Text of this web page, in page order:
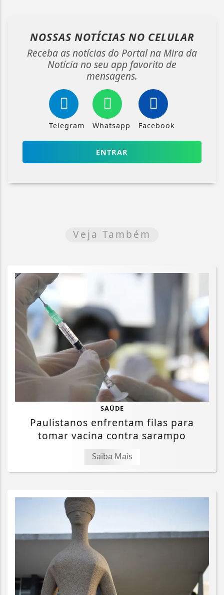
NOSSAS NOTÍCIAS NO CELULAR
Receba as notícias do Portal na Mira da
Notícia no seu app favorito de
mensagens.
Telegram Whatsapp Facebook
ENTRAR
Veja Também
SAÚDE
Paulistanos enfrentam filas para
tomar vacina contra sarampo
Saiba Mais